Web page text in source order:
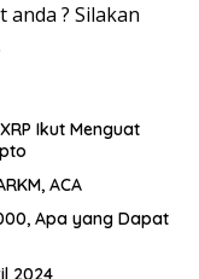
? Silakan
Ikut Menguat
ACA
Apa yang Dapat
2024